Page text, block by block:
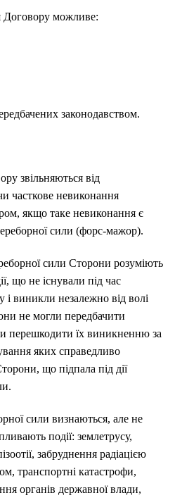
Договору можливе:
законодавством.
звільняються від
часткове невиконання
якщо таке невиконання є
сили (форс-мажор).
сили Сторони розуміють
що не існували під час
виникли незалежно від волі
не могли передбачити
перешкодити їх виникненню за
яких справедливо
що підпала під дії
сили визнаються, але не
події: землетрусу,
забруднення радіацією
транспортні катастрофи,
органів державної влади,